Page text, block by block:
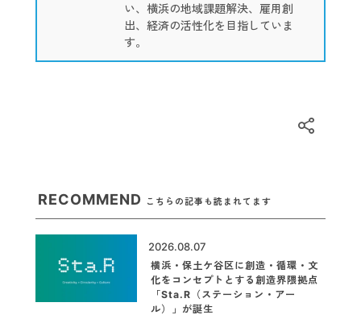
い、横浜の地域課題解決、雇用創
出、経済の活性化を目指していま
す。
RECOMMEND こちらの記事も読まれてます
2026.08.07
横浜・保土ケ谷区に創造・循環・文
化をコンセプトとする創造界隈拠点
「Sta.R（ステーション・アー
ル）」が誕生